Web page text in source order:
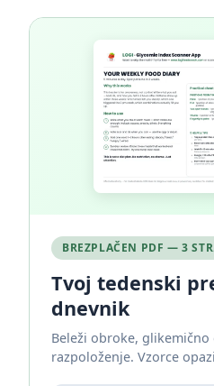
BREZPLAČEN PDF — 3
Tvoj tedenski
dnevnik
Beleži obroke,
razpoloženje. Vzorce